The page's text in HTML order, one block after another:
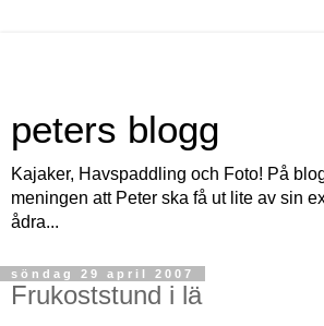
peters blogg
Kajaker, Havspaddling och Foto! På
meningen att Peter ska få ut lite av sin
ådra...
söndag 29 april 2007
Frukoststund i lä